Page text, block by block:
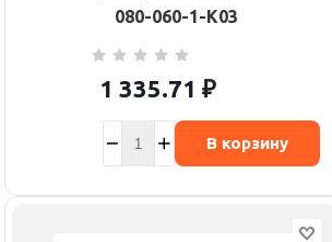
080-060-1-K03
1 335.71 ₽
В корзину